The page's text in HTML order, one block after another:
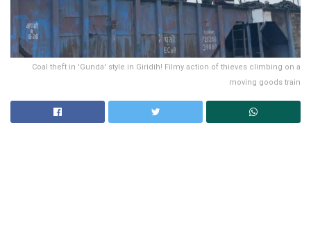
Coal theft in 'Gunda' style in Giridih! Filmy action of thieves climbing on a
moving goods train